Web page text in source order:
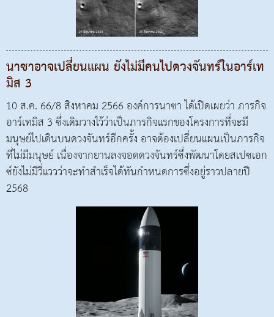
นาซาอาจเปลี่ยนแผน ยังไม่มีคนไปดวงจันทร์ในอาร์เท
มิส 3
10 ส.ค. 66/8 สิงหาคม 2566 องค์การนาซา ได้เปิดเผยว่า ภารกิจ
อาร์เทมิส 3 ซึ่งเดิมวางไว้ว่าเป็นภารกิจแรกของโครงการที่จะมี
มนุษย์ไปเดินบนดวงจันทร์อีกครั้ง อาจต้องเปลี่ยนแผนเป็นภารกิจ
ที่ไม่มีมนุษย์ เนื่องจากยานลงจอดดวงจันทร์ซึ่งพัฒนาโดยสเปซเอก
ซ์ยังไม่มีวี่แววว่าจะทำสำเร็จได้ทันกำหนดการซึ่งอยู่ราวปลายปี
2568